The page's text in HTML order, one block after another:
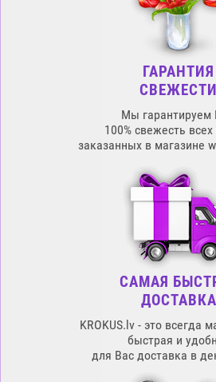
ГАРАНТИЯ
СВЕЖЕСТИ
Мы гарантируем
100% свежесть
заказанных в магазине
САМАЯ
ДОСТАВКА
KROKUS.lv - это всегда
быстрая и
для Вас доставка в